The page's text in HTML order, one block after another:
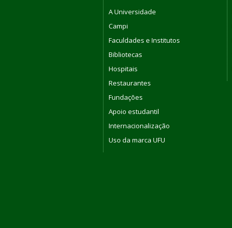
A Universidade
Campi
Faculdades e Institutos
Bibliotecas
Hospitais
Restaurantes
Fundações
Apoio estudantil
Internacionalização
Uso da marca UFU